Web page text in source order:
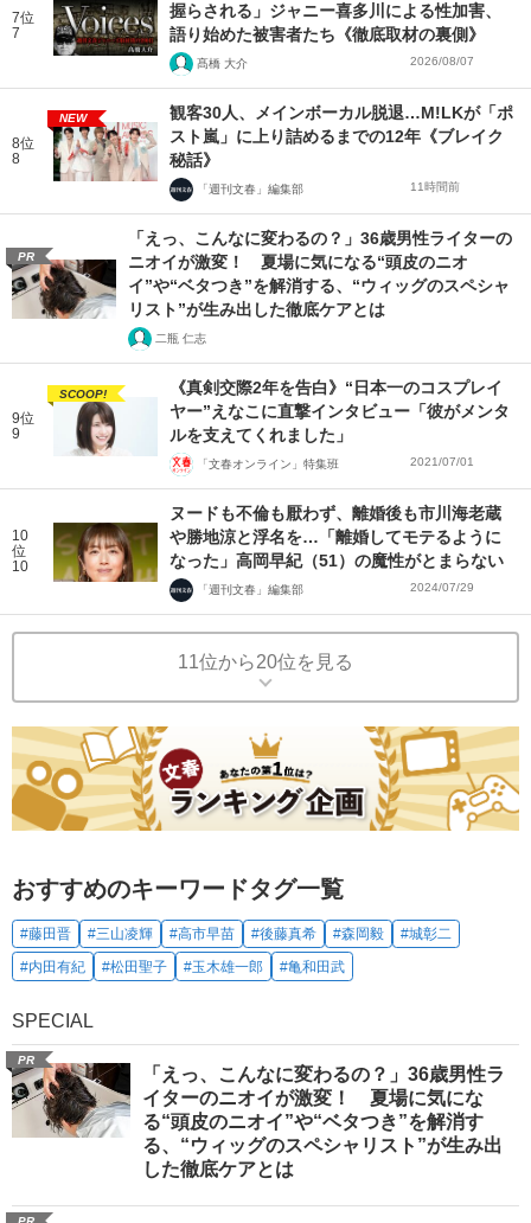
7位
7
握らされる」ジャニー喜多川による性加害、
語り始めた被害者たち《徹底取材の裏側》
髙橋 大介 2026/08/07
8位
8
NEW
観客30人、メインボーカル脱退…M!LKが「ポ
スト嵐」に上り詰めるまでの12年《ブレイク
秘話》
「週刊文春」編集部 11時間前
PR
「えっ、こんなに変わるの？」36歳男性ライターの
ニオイが激変！ 夏場に気になる“頭皮のニオ
イ”や“ベタつき”を解消する、“ウィッグのスペシャ
リスト”が生み出した徹底ケアとは
二瓶 仁志
9位
9
SCOOP!
《真剣交際2年を告白》“日本一のコスプレイ
ヤー”えなこに直撃インタビュー「彼がメンタ
ルを支えてくれました」
「文春オンライン」特集班 2021/07/01
10
位
10
ヌードも不倫も厭わず、離婚後も市川海老蔵
や勝地涼と浮名を…「離婚してモテるように
なった」高岡早紀（51）の魔性がとまらない
「週刊文春」編集部 2024/07/29
11位から20位を見る
おすすめのキーワードタグ一覧
#藤田晋 #三山凌輝 #高市早苗 #後藤真希 #森岡毅
#城彰二
#内田有紀
#松田聖子 #玉木雄一郎 #亀和田武
SPECIAL
PR
「えっ、こんなに変わるの？」36歳男性ラ
イターのニオイが激変！ 夏場に気にな
る“頭皮のニオイ”や“ベタつき”を解消す
る、“ウィッグのスペシャリスト”が生み出
した徹底ケアとは